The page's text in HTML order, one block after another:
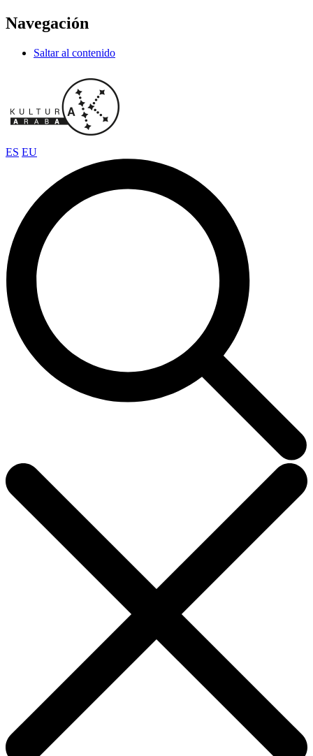
Navegación
Saltar al contenido
ES EU